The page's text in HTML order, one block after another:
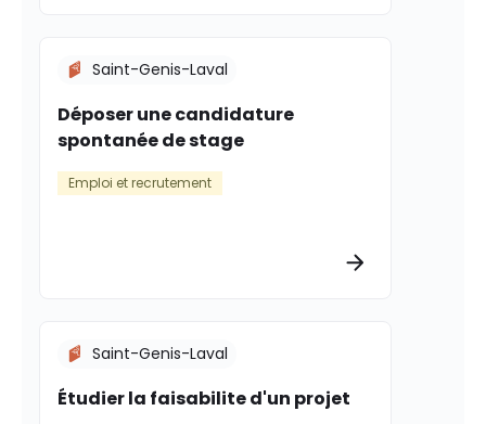
Déposer une candidature
spontanée de stage
Saint-Genis-Laval
Emploi et recrutement
Étudier la faisabilite d'un projet
Saint-Genis-Laval